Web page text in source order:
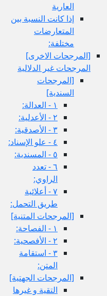
إذا كانت النسبة بين
المتعارضات
مختلفة:
[المرجحات الاخرى‏]
المرجحات غير الدلالية
[المرجحات
السندية]
٦ - تعدد
الراوي:
٧ - أعلائية
طريق التحمل:
[المرجحات المتنية]
٣ - استقامة
[المرجحات الجهتية]
التقية و غيرها